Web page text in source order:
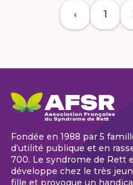
‹ 1
Fondée en 1988 par 5
d’utilité publique et en
700. Le syndrome de Rett
développe chez le très
fille et provoque un